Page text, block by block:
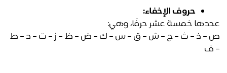
حروف الإخفاء:
خمسة عشر حرفًا، وهي:
ص – ذ – ث – ج – ش – ق – س – ك – ض – ظ – ز – ت – د – ط
ف